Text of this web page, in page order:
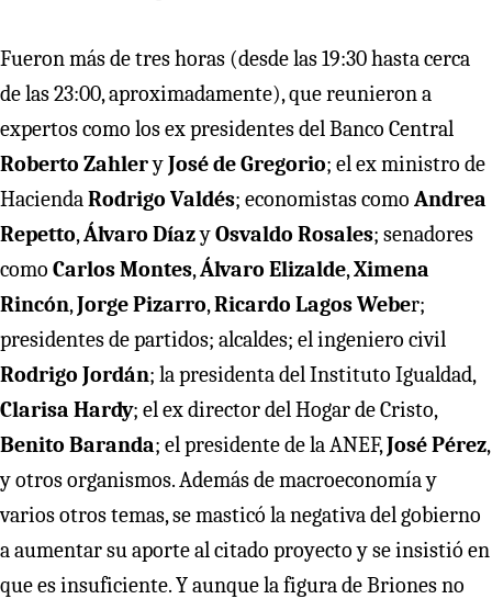
Fueron más de tres horas (desde las 19:30 hasta cerca
de las 23:00, aproximadamente), que reunieron a
expertos como los ex presidentes del Banco Central
Roberto ZahleryJosé de Gregorio; el ex ministro de
HaciendaRodrigo Valdés; economistas como Andrea
Repetto,Álvaro DíazyOsvaldo Rosales; senadores
como Carlos Montes,Álvaro Elizalde,Ximena
Rincón,Jorge Pizarro,Ricardo Lagos Weber;
presidentes de partidos; alcaldes; el ingeniero civil
Rodrigo Jordán; la presidenta del Instituto Igualdad,
Clarisa Hardy; el ex director del Hogar de Cristo,
Benito Baranda; el presidente de la ANEF,José Pérez,
y otros organismos. Además de macroeconomía y
varios otros temas, se masticó la negativa del gobierno
a aumentar su aporte al citado proyecto y se insistió en
que es insuficiente. Y aunque la figura de Briones no